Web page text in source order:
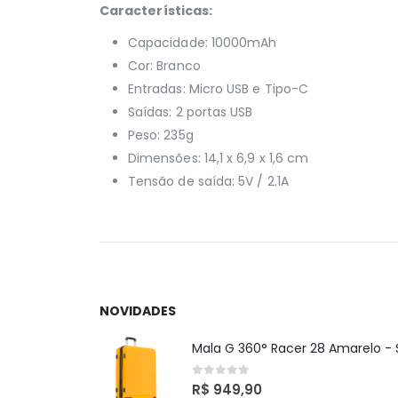
Características:
Capacidade: 10000mAh
Cor: Branco
Entradas: Micro USB e Tipo-C
Saídas: 2 portas USB
Peso: 235g
Dimensões: 14,1 x 6,9 x 1,6 cm
Tensão de saída: 5V / 2.1A
NOVIDADES
0out of 5
R$ 949,90